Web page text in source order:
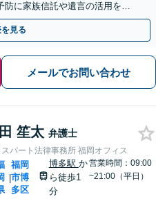
防に家族信託や遺言の活用を」
休日・夜間相談可】
見る
メールでお問い合わせ
笙太 弁護士
スパート法律事務所 福岡オフィス
|
福岡
市博
多区
博多駅 か
ら徒歩1
分
営業時間：09:00
~21:00（平日）